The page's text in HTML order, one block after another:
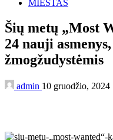
MIESTAS
Šių metų „Most
24 nauji
žmogžudystėmis
admin 10 gruodžio, 2024